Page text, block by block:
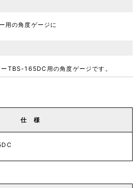
用の角度ゲージに
TBS-165DC用の角度ゲージです。
仕 様